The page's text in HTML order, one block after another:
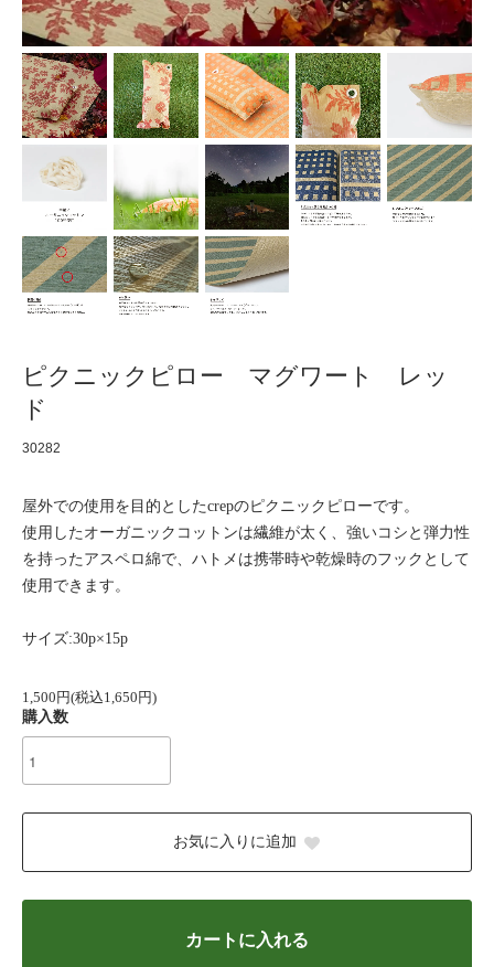
ピクニックピロー マグワート レッ
ド
30282
屋外での使用を目的としたcrepのピクニックピローです。
使用したオーガニックコットンは繊維が太く、強いコシと弾力性
を持ったアスペロ綿で、ハトメは携帯時や乾燥時のフックとして
使用できます。
サイズ:30p×15p
1,500円(税込1,650円)
購入数
お気に入りに追加
カートに入れる